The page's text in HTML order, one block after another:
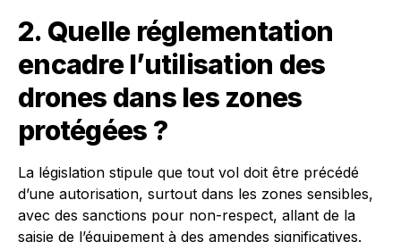
2. Quelle réglementation
encadre l’utilisation des
drones dans les zones
protégées ?
La législation stipule que tout vol doit être précédé
d’une autorisation, surtout dans les zones sensibles,
avec des sanctions pour non-respect, allant de la
saisie de l’équipement à des amendes significatives.